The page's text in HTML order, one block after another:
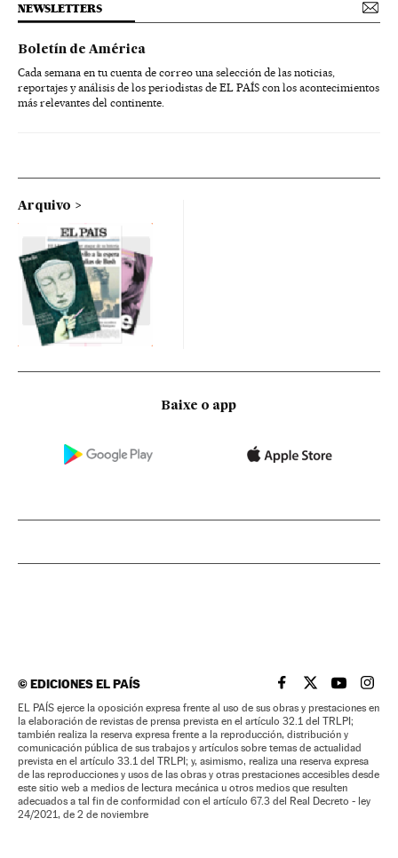
NEWSLETTERS
Boletín de América
Cada semana en tu cuenta de correo una selección de las noticias,
reportajes y análisis de los periodistas de EL PAÍS con los acontecimientos
más relevantes del continente.
Arquivo
Baixe o app
©EDICIONES EL PAÍS EL PAÍS BRASIL EN
EL PAÍSEL PAÍS
EL
EL PAÍS ejerce la oposición expresa frente al uso de sus obras y prestaciones en
la elaboración de revistas de prensa prevista en el artículo 32.1 del TRLPI;
también realiza la reserva expresa frente a la reproducción, distribución y
comunicación pública de sus trabajos y artículos sobre temas de actualidad
prevista en el artículo 33.1 del TRLPI; y, asimismo, realiza una reserva expresa
de las reproducciones y usos de las obras y otras prestaciones accesibles desde
este sitio web a medios de lectura mecánica u otros medios que resulten
adecuados a tal fin de conformidad con el artículo 67.3 del Real Decreto - ley
24/2021, de 2 de noviembre